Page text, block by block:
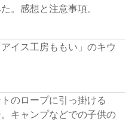
。感想と注意事項。
アイス工房ももい」のキウ
トのロープに引っ掛ける
キャンプなどでの子供の